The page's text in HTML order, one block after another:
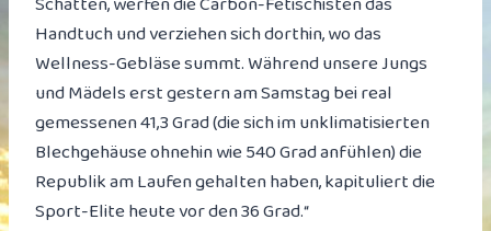
Handtuch und verziehen sich dorthin, wo das
Wellness-Gebläse summt. Während unsere Jungs
und Mädels erst gestern am Samstag bei real
gemessenen 41,3 Grad (die sich im unklimatisierten
Blechgehäuse ohnehin wie 540 Grad anfühlen) die
Republik am Laufen gehalten haben, kapituliert die
Sport-Elite heute vor den 36 Grad.“